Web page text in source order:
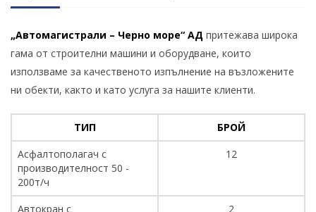
„Автомагистрали – Черно море“ АД притежава широка
гама от строителни машини и оборудване, които
използваме за качественото изпълнение на възложените
ни обекти, както и като услуга за нашите клиенти.
ТИП
БРОЙ
Асфалтополагач с
производителност 50 -
200т/ч
12
Автокран с
2